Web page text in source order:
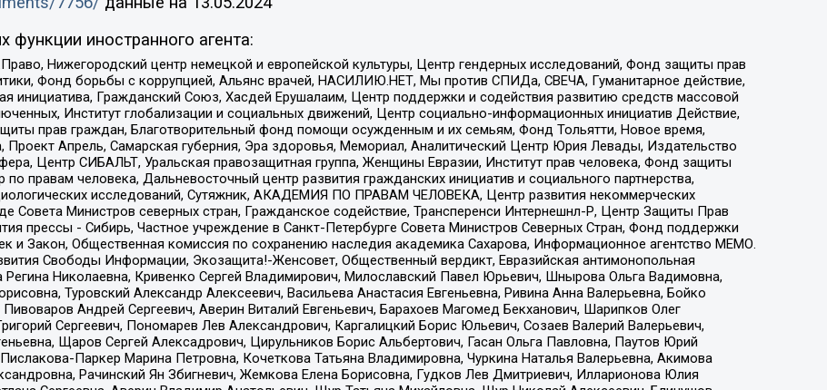
иностранного агента:
Нижегородский центр немецкой и европейской культуры, Центр гендерных исследований, Фонд защиты прав
Фонд борьбы с коррупцией, Альянс врачей, НАСИЛИЮ.НЕТ, Мы против СПИДа, СВЕЧА, Гуманитарное действие,
инициатива, Гражданский Союз, Хасдей Ерушалаим, Центр поддержки и содействия развитию средств массовой
Институт глобализации и социальных движений, Центр социально-информационных инициатив Действие,
прав граждан, Благотворительный фонд помощи осужденным и их семьям, Фонд Тольятти, Новое время,
Проект Апрель, Самарская губерния, Эра здоровья, Мемориал, Аналитический Центр Юрия Левады, Издательство
Центр СИБАЛЬТ, Уральская правозащитная группа, Женщины Евразии, Институт прав человека, Фонд защиты
по правам человека, Дальневосточный центр развития гражданских инициатив и социального партнерства,
исследований, Сутяжник, АКАДЕМИЯ ПО ПРАВАМ ЧЕЛОВЕКА, Центр развития некоммерческих
Совета Министров северных стран, Гражданское содействие, Трансперенси Интернешнл-Р, Центр Защиты Прав
прессы - Сибирь, Частное учреждение в Санкт-Петербурге Совета Министров Северных Стран, Фонд поддержки
и Закон, Общественная комиссия по сохранению наследия академика Сахарова, Информационное агентство МЕМО.
Свободы Информации, Экозащита!-Женсовет, Общественный вердикт, Евразийская антимонопольная
Николаевна, Кривенко Сергей Владимирович, Милославский Павел Юрьевич, Шнырова Ольга Вадимовна,
Туровский Александр Алексеевич, Васильева Анастасия Евгеньевна, Ривина Анна Валерьевна, Бойко
Андрей Сергеевич, Аверин Виталий Евгеньевич, Барахоев Магомед Бекханович, Шарипков Олег
Сергеевич, Пономарев Лев Александрович, Каргалицкий Борис Юльевич, Созаев Валерий Валерьевич,
Щаров Сергей Алексадрович, Цирульников Борис Альбертович, Гасан Ольга Павловна, Паутов Юрий
Паркер Марина Петровна, Кочеткова Татьяна Владимировна, Чуркина Наталья Валерьевна, Акимова
Рачинский Ян Збигневич, Жемкова Елена Борисовна, Гудков Лев Дмитриевич, Илларионова Юлия